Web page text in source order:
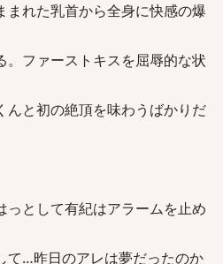
まれた乳首から全身に快感の爆
。ファーストキスを屈辱的な状
んと初の絶頂を味わうばかりだ
っとして有紀はアラームを止め
て…昨日のアレは夢だったのか